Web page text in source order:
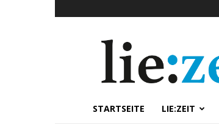
STARTSEITE LIE:ZEIT